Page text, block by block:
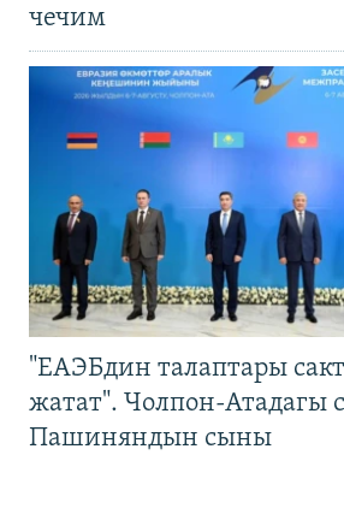
чечим
"ЕАЭБдин талаптары
жатат". Чолпон-Атадагы
Пашиняндын сыны